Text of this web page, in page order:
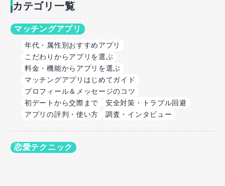
カテゴリ一覧
マッチングアプリ
年代・属性別おすすめアプリ
こだわりからアプリを選ぶ
料金・機能からアプリを選ぶ
マッチングアプリはじめてガイド
プロフィール＆メッセージのコツ
初デートから交際まで
安全対策・トラブル回避
アプリの評判・使い方
調査・インタビュー
恋愛テクニック